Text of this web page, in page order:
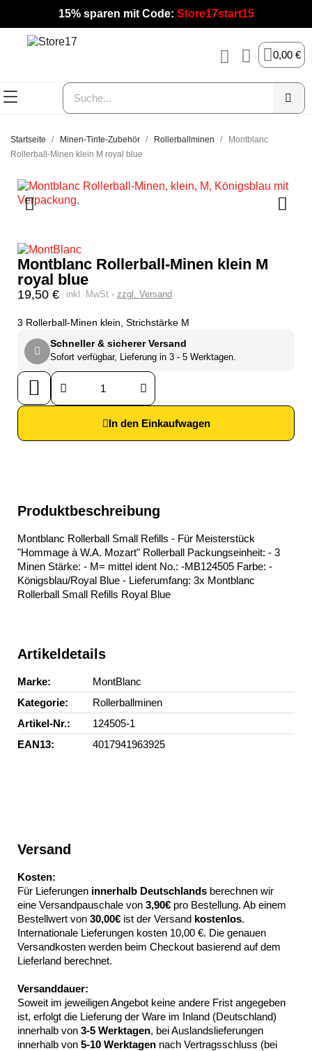
15% sparen mit Code: Store17start15
0,00 €
Startseite Minen-Tinte-Zubehör Rollerballminen
Montblanc
Rollerball-Minen klein M royal blue
Montblanc Rollerball-Minen klein M
royal blue
19,50 € inkl. MwSt zzgl. Versand
3 Rollerball-Minen klein, Strichstärke M
Schneller & sicherer Versand
Sofort verfügbar, Lieferung in 3 - 5 Werktagen.
In den Einkaufwagen
Produktbeschreibung
Montblanc Rollerball Small Refills - Für Meisterstück
"Hommage à W.A. Mozart" Rollerball Packungseinheit: - 3
Minen Stärke: - M= mittel ident No.: -MB124505 Farbe: -
Königsblau/Royal Blue - Lieferumfang: 3x Montblanc
Rollerball Small Refills Royal Blue
Artikeldetails
Marke
MontBlanc
Kategorie
Rollerballminen
Artikel-Nr.
124505-1
EAN13
4017941963925
Versand
Kosten:
Für Lieferungen innerhalb Deutschlands berechnen wir
eine Versandpauschale von 3,90€ pro Bestellung. Ab einem
Bestellwert von 30,00€ ist der Versand kostenlos.
Internationale Lieferungen kosten 10,00 €. Die genauen
Versandkosten werden beim Checkout basierend auf dem
Lieferland berechnet.
Versanddauer:
Soweit im jeweiligen Angebot keine andere Frist angegeben
ist, erfolgt die Lieferung der Ware im Inland (Deutschland)
innerhalb von 3-5 Werktagen, bei Auslandslieferungen
innerhalb von 5-10 Werktagen nach Vertragsschluss (bei